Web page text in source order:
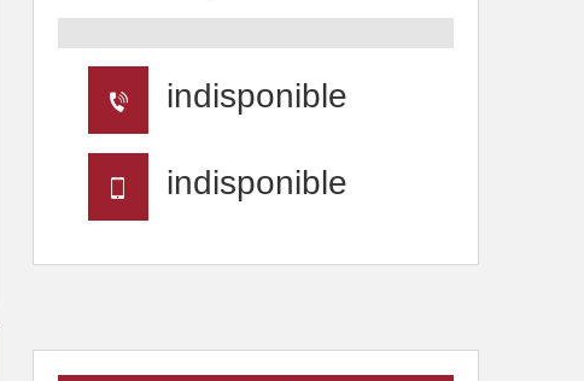
indisponible
indisponible